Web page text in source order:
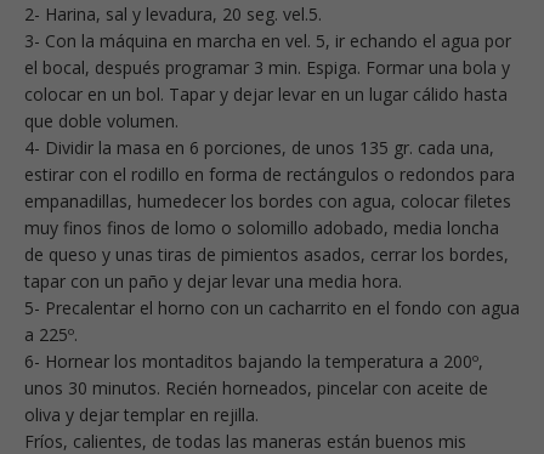
2- Harina, sal y levadura, 20 seg. vel.5.
3- Con la máquina en marcha en vel. 5, ir echando el agua por
el bocal, después programar 3 min. Espiga. Formar una bola y
colocar en un bol. Tapar y dejar levar en un lugar cálido hasta
que doble volumen.
4- Dividir la masa en 6 porciones, de unos 135 gr. cada una,
estirar con el rodillo en forma de rectángulos o redondos para
empanadillas, humedecer los bordes con agua, colocar filetes
muy finos finos de lomo o solomillo adobado, media loncha
de queso y unas tiras de pimientos asados, cerrar los bordes,
tapar con un paño y dejar levar una media hora.
5- Precalentar el horno con un cacharrito en el fondo con agua
a 225º.
6- Hornear los montaditos bajando la temperatura a 200º,
unos 30 minutos. Recién horneados, pincelar con aceite de
oliva y dejar templar en rejilla.
Fríos, calientes, de todas las maneras están buenos mis